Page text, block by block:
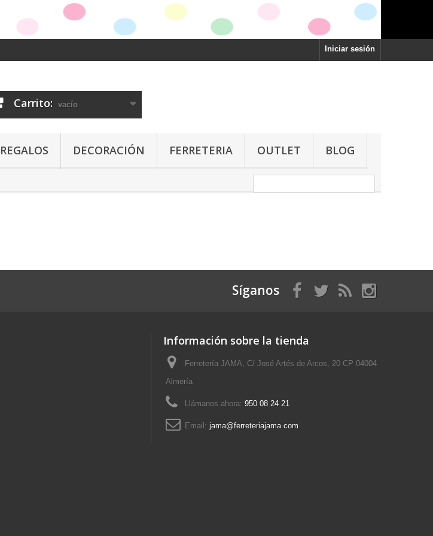
Iniciar sesión
Carrito: vacío
REGALOS DECORACIÓN FERRETERIA OUTLET BLOG
Síganos
Información sobre la tienda
Ferretería JAMA, C/ José Artés de Arcos, 20 CP 04004
Almería
Llámanos ahora: 950 08 24 21
Email: jama@ferreteriajama.com